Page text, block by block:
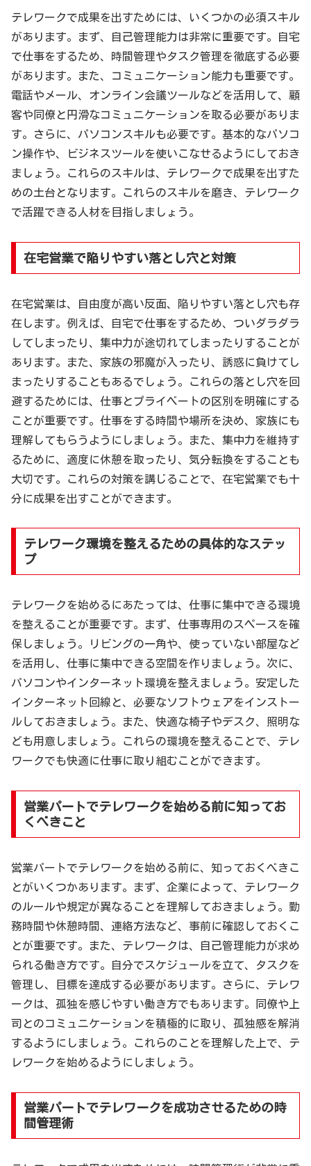
テレワークで成果を出すためには、いくつかの必須スキル
があります。まず、自己管理能力は非常に重要です。自宅
で仕事をするため、時間管理やタスク管理を徹底する必要
があります。また、コミュニケーション能力も重要です。
電話やメール、オンライン会議ツールなどを活用して、顧
客や同僚と円滑なコミュニケーションを取る必要がありま
す。さらに、パソコンスキルも必要です。基本的なパソコ
ン操作や、ビジネスツールを使いこなせるようにしておき
ましょう。これらのスキルは、テレワークで成果を出すた
めの土台となります。これらのスキルを磨き、テレワーク
で活躍できる人材を目指しましょう。
在宅営業で陥りやすい落とし穴と対策
在宅営業は、自由度が高い反面、陥りやすい落とし穴も存
在します。例えば、自宅で仕事をするため、ついダラダラ
してしまったり、集中力が途切れてしまったりすることが
あります。また、家族の邪魔が入ったり、誘惑に負けてし
まったりすることもあるでしょう。これらの落とし穴を回
避するためには、仕事とプライベートの区別を明確にする
ことが重要です。仕事をする時間や場所を決め、家族にも
理解してもらうようにしましょう。また、集中力を維持す
るために、適度に休憩を取ったり、気分転換をすることも
大切です。これらの対策を講じることで、在宅営業でも十
分に成果を出すことができます。
テレワーク環境を整えるための具体的なステッ
プ
テレワークを始めるにあたっては、仕事に集中できる環境
を整えることが重要です。まず、仕事専用のスペースを確
保しましょう。リビングの一角や、使っていない部屋など
を活用し、仕事に集中できる空間を作りましょう。次に、
パソコンやインターネット環境を整えましょう。安定した
インターネット回線と、必要なソフトウェアをインストー
ルしておきましょう。また、快適な椅子やデスク、照明な
ども用意しましょう。これらの環境を整えることで、テレ
ワークでも快適に仕事に取り組むことができます。
営業パートでテレワークを始める前に知ってお
くべきこと
営業パートでテレワークを始める前に、知っておくべきこ
とがいくつかあります。まず、企業によって、テレワーク
のルールや規定が異なることを理解しておきましょう。勤
務時間や休憩時間、連絡方法など、事前に確認しておくこ
とが重要です。また、テレワークは、自己管理能力が求め
られる働き方です。自分でスケジュールを立て、タスクを
管理し、目標を達成する必要があります。さらに、テレワ
ークは、孤独を感じやすい働き方でもあります。同僚や上
司とのコミュニケーションを積極的に取り、孤独感を解消
するようにしましょう。これらのことを理解した上で、テ
レワークを始めるようにしましょう。
営業パートでテレワークを成功させるための時
間管理術